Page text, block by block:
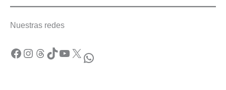
Nuestras redes
Facebook Instagram Threads TikTok YouTube X WhatsApp